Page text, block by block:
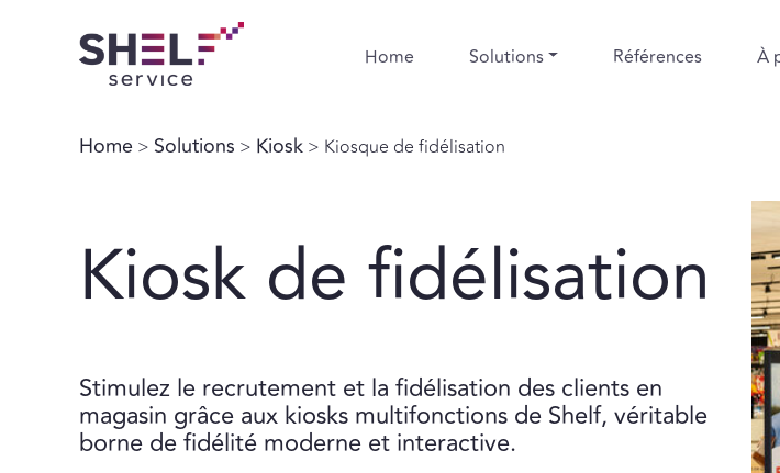
Home Solutions Références À
Home > Solutions > Kiosk > Kiosque de fidélisation
Kiosk de fidélisation
Stimulez le recrutement et la fidélisation des clients en
magasin grâce aux kiosks multifonctions de Shelf, véritable
borne de fidélité moderne et interactive.